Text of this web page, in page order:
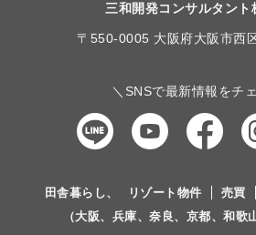
三和開発コンサルタント
〒550-0005 大阪府大阪市西
＼SNSで最新情報をチ
田舎暮らし、 リゾート物件 売買
（大阪、兵庫、奈良、京都、和歌